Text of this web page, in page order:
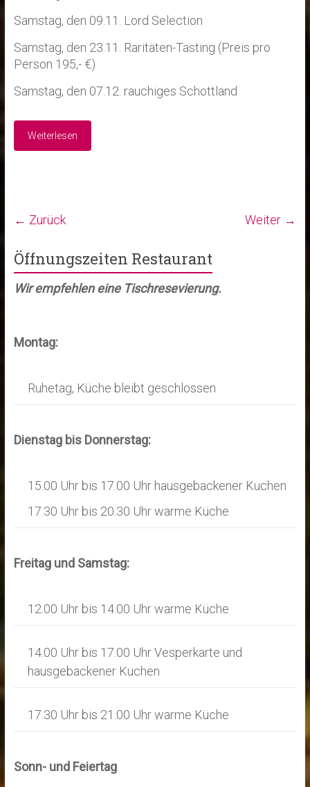
Samstag, den 09.11. Lord Selection
Samstag, den 23.11. Raritäten-Tasting (Preis pro
Person 195,- €)
Samstag, den 07.12. rauchiges Schottland
Weiterlesen
← Zurück Weiter →
Öffnungszeiten Restaurant
Wir empfehlen eine Tischresevierung.
Montag:
Ruhetag, Küche bleibt geschlossen
Dienstag bis Donnerstag:
15.00 Uhr bis 17.00 Uhr hausgebackener Kuchen
17.30 Uhr bis 20.30 Uhr warme Küche
Freitag und Samstag:
12.00 Uhr bis 14.00 Uhr warme Küche
14.00 Uhr bis 17.00 Uhr Vesperkarte und
hausgebackener Kuchen
17.30 Uhr bis 21.00 Uhr warme Küche
Sonn- und Feiertag